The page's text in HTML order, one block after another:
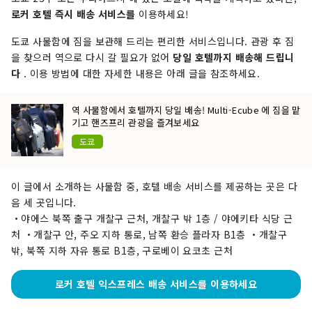
로커 호텔 즉시 배송 서비스를 이용하세요!
도쿄 사물함에 짐을 보관해 드리는 편리한 서비스입니다. 관광 후 짐
을 찾으러 역으로 다시 갈 필요가 없어 당일 호텔까지 배송해 드립니
다 . 이용 방법에 대한 자세한 내용은 아래 글을 참조하세요.
역 사물함에서 호텔까지 당일 배송! Multi-Ecube 에 짐을 맡
기고 핸즈프리 관광을 즐겨보세요
도쿄
이 글에서 소개하는 사물함 중, 호텔 배송 서비스를 제공하는 곳은 다
음 세 곳입니다.
・야에스 북쪽 출구 개찰구 근처, 개찰구 밖 1층 / 야에키타 식당 근
처 ・개찰구 안, 주오 지하 통로, 남쪽 환승 플라자 B1층 ・개찰구
밖, 북쪽 지하 자유 통로 B1층, 구로베이 요코초 근처
로커 호텔 익스프레스 배송 서비스를 이용하세요